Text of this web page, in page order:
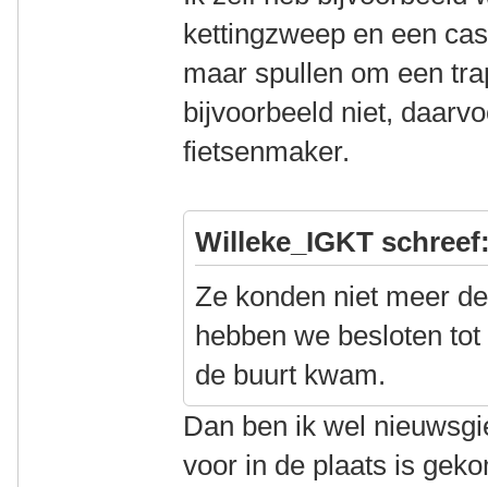
kettingzweep en een
maar spullen om een
bijvoorbeeld niet,
fietsenmaker.
Willeke_IGKT
Ze konden niet meer
hebben we besloten
de buurt kwam.
Dan ben ik wel
voor in de plaats is